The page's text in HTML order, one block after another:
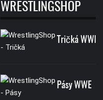
WRESTLINGSHOP
Tričká WWE
Pásy WWE